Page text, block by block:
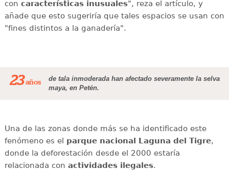
con características inusuales", reza el artículo, y
añade que esto sugeriría que tales espacios se usan con
"fines distintos a la ganadería".
23años
de tala inmoderada han afectado severamente la selva
maya, en Petén.
Una de las zonas donde más se ha identificado este
fenómeno es el parque nacional Laguna del Tigre,
donde la deforestación desde el 2000 estaría
relacionada con actividades ilegales.